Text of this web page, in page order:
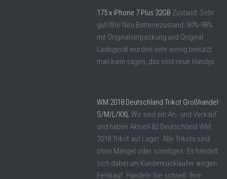
175 x iPhone 7 Plus 32GB Zustand: Sehr
gut/Wie Neu Batteriezustand: 90%-98%
mit Originalverpackung und Original
Ladegerät wurden sehr wenig benutzt
man kann sagen, das sind neue Handys
WM 2018 Deutschland Trikot Großhandel
S/M/L/XXLWir sind ein An,- und Verkauf
und haben Aktuell 82 Deutschland WM
2018 Trikot auf Lager. Alle Trikots sind
ohne Mängel oder sonstiges. Es handelt
sich dabei um Kundenrückläufer wegen
Fehlkauf. Handeln Sie schnell. Ihre